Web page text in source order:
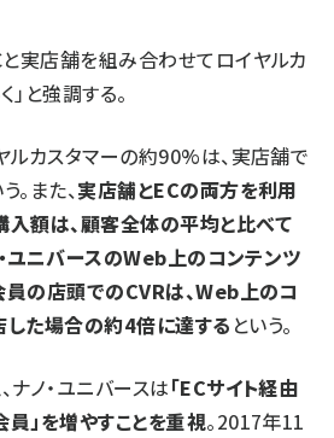
と実店舗を組み合わせてロイヤルカ
と強調する。
ルカスタマーの約90%は、実店舗で
。また、実店舗とECの両方を利用
額は、顧客全体の平均と比べて
ユニバースのWeb上のコンテンツ
の店頭でのCVRは、Web上のコ
た場合の約4倍に達する という。
ナノ・ユニバースは「ECサイト経由
」を増やすことを重視。2017年11